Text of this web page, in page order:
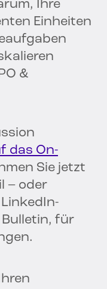
Ihre
Einheiten
&
das On-
Sie jetzt
– oder
Bulletin, für